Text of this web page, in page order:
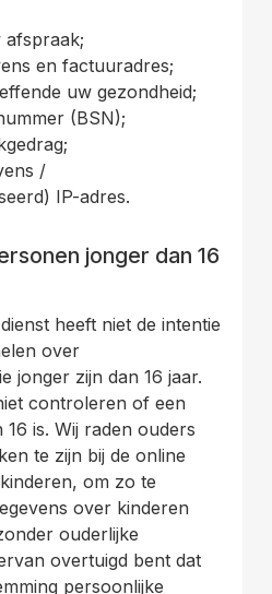
afspraak;
en factuuradres;
uw gezondheid;
(BSN);
/
IP-adres.
jonger dan 16
heeft niet de intentie
over
jonger zijn dan 16 jaar.
controleren of een
is. Wij raden ouders
te zijn bij de online
om zo te
over kinderen
ouderlijke
overtuigd bent dat
persoonlijke